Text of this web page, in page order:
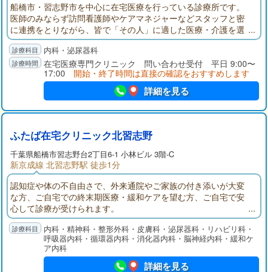
船橋市・習志野市を中心に在宅医療を行っている診療所です。
医師のみならず訪問看護師やケアマネジャーなどスタッフと密
に連携をとりながら、皆で「その人」に適した医療・介護を選
択し、トータルにサポートできる体制を目指して診療していき
たいと思います。
内科・泌尿器科
在宅医療専門クリニック 問い合わせ受付 平日 9:00〜
17:00 開始・終了時間は直接の確認をおすすめします
詳細を見る
ふたば在宅クリニック北習志野
千葉県船橋市習志野台2丁目6-1 小林ビル 3階-C
新京成線 北習志野駅 徒歩1分
認知症や体の不自由さで、外来通院やご家族の付き添いが大変
な方、ご自宅での終末期医療・緩和ケアを望む方、ご自宅で安
心して診療が受けられます。
内科・精神科・整形外科・皮膚科・泌尿器科・リハビリ科・
呼吸器内科・循環器内科・消化器内科・脳神経内科・緩和ケ
ア内科
詳細を見る